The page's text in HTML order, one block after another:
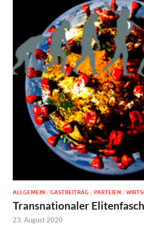
ALLGEMEIN / GASTBEITRAG / PARTEIEN /
Transnationaler
23. August 2020